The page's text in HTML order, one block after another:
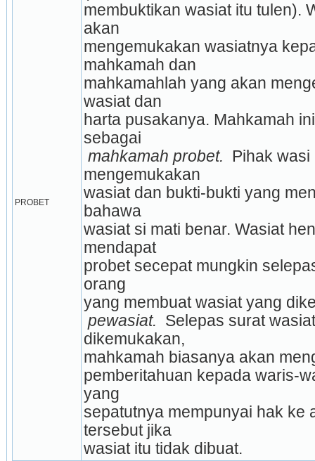
PROBET
membuktikan wasiat itu tulen).
akan
mengemukakan wasiatnya
mahkamah dan
mahkamahlah yang akan
wasiat dan
harta pusakanya. Mahkamah
sebagai
mahkamah probet.
Pihak wasi
mengemukakan
wasiat dan bukti-bukti yang
bahawa
wasiat si mati benar. Wasiat
mendapat
probet secepat mungkin
orang
yang membuat wasiat yang
pewasiat. Selepas surat wasiat
dikemukakan,
mahkamah biasanya akan
pemberitahuan kepada waris-
yang
sepatutnya mempunyai hak ke
tersebut jika
wasiat itu tidak dibuat.